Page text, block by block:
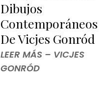
Dibujos
Contemporáneos
De Vicjes Gonród
LEER MÁS – VICJES
GONRÓD